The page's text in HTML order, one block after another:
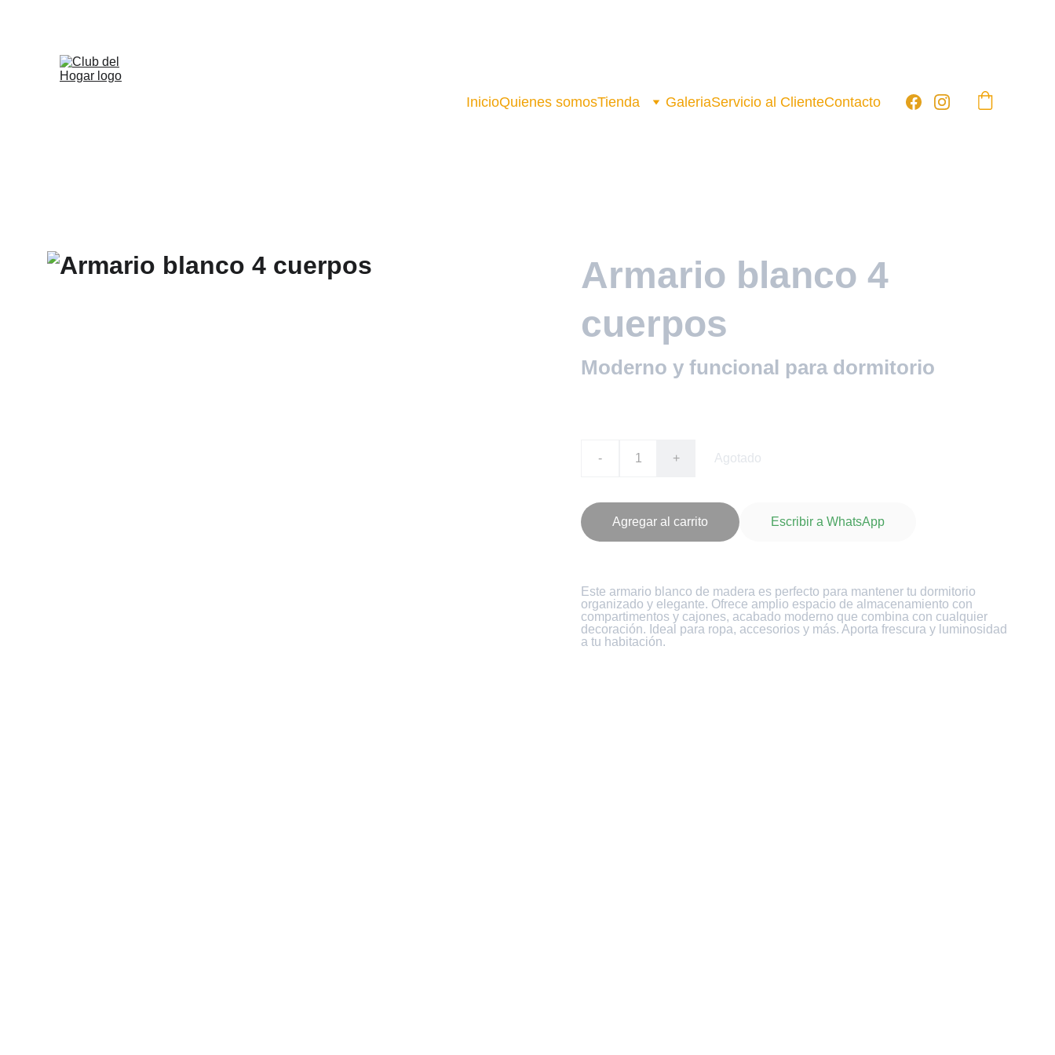
InicioQuienes somosTienda GaleriaServicio al ClienteContacto
Armario blanco 4
cuerpos
Moderno y funcional para dormitorio
- + Agotado
Agregar al carrito Escribir a WhatsApp
Este armario blanco de madera es perfecto para mantener tu dormitorio
organizado y elegante. Ofrece amplio espacio de almacenamiento con
compartimentos y cajones, acabado moderno que combina con cualquier
decoración. Ideal para ropa, accesorios y más. Aporta frescura y luminosidad
a tu habitación.